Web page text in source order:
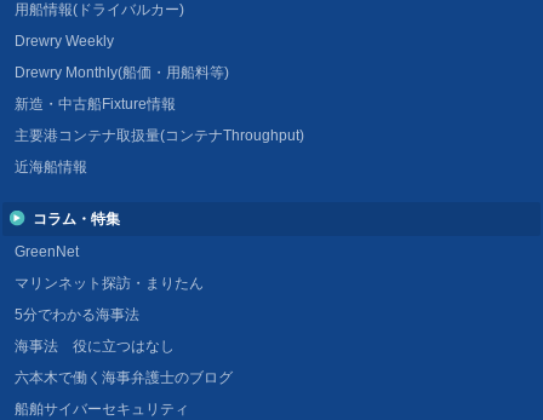
用船情報(ドライバルカー)
Drewry Weekly
Drewry Monthly(船価・用船料等)
新造・中古船Fixture情報
主要港コンテナ取扱量(コンテナThroughput)
近海船情報
コラム・特集
GreenNet
マリンネット探訪・まりたん
5分でわかる海事法
海事法 役に立つはなし
六本木で働く海事弁護士のブログ
船舶サイバーセキュリティ